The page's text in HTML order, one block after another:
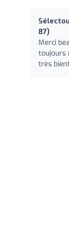
87)
Merci
toujours
très